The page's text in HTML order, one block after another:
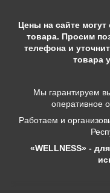
Цены на сайте
товара. Просим
телефона и
товара
Мы гарантируем
оперативное
Работаем и
«WELLNESS» -